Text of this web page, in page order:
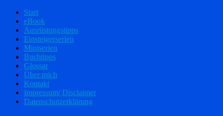
Start
eBook
Ausrüstungstipps
Einsteigerserien
Miniserien
Buchtipps
Glossar
Über mich
Kontakt
Impressum/ Disclaimer
Datenschutzerklärung